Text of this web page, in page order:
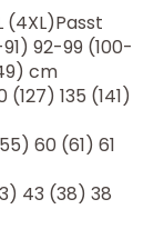
(4XL)Passt
92-99 (100-
cm
135 (141)
60 (61) 61
43 (38) 38